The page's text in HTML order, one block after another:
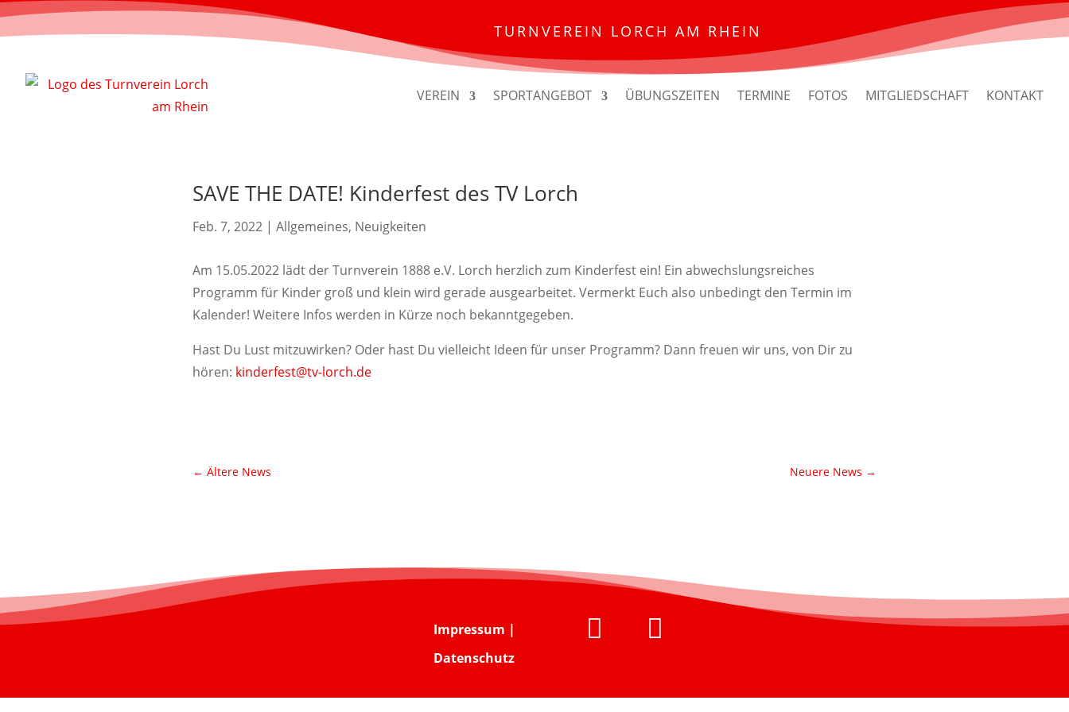
TURNVEREIN LORCH AM RHEIN
VEREIN SPORTANGEBOT ÜBUNGSZEITEN TERMINE FOTOS MITGLIEDSCHAFT KONTAKT
SAVE THE DATE! Kinderfest des TV Lorch
Feb. 7, 2022 | Allgemeines, Neuigkeiten
Am 15.05.2022 lädt der Turnverein 1888 e.V. Lorch herzlich zum Kinderfest ein! Ein abwechslungsreiches
Programm für Kinder groß und klein wird gerade ausgearbeitet. Vermerkt Euch also unbedingt den Termin im
Kalender! Weitere Infos werden in Kürze noch bekanntgegeben.
Hast Du Lust mitzuwirken? Oder hast Du vielleicht Ideen für unser Programm? Dann freuen wir uns, von Dir zu
hören: kinderfest@tv-lorch.de
← Ältere News Neuere News →
Impressum |
Datenschutz
 